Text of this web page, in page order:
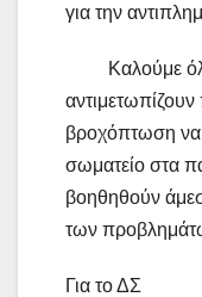
για την
Καλούμε
βροχόπτωση να
σωματείο στα
βοηθηθούν
των
Για το ΔΣ